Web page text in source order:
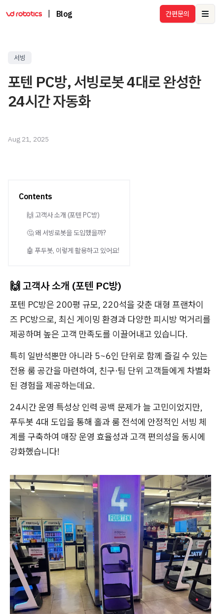
Blog 간편문의
서빙
포텐 PC방, 서빙로봇 4대로 완성한
24시간 자동화
Aug 21, 2025
Contents
🙌 고객사 소개 (포텐 PC방)
🤔 왜 서빙로봇을 도입했을까?
🤖 푸두봇, 이렇게 활용하고 있어요!
🙌 고객사 소개 (포텐 PC방)
포텐 PC방은 200평 규모, 220석을 갖춘 대형 프랜차이
즈 PC방으로, 최신 게이밍 환경과 다양한 피시방 먹거리를
제공하며 높은 고객 만족도를 이끌어내고 있습니다.
특히 일반석뿐만 아니라 5~6인 단위로 함께 즐길 수 있는
전용 룸 공간을 마련하여, 친구·팀 단위 고객들에게 차별화
된 경험을 제공하는데요.
24시간 운영 특성상 인력 공백 문제가 늘 고민이었지만,
푸두봇 4대 도입을 통해 홀과 룸 전석에 안정적인 서빙 체
계를 구축하여 매장 운영 효율성과 고객 편의성을 동시에
강화했습니다!